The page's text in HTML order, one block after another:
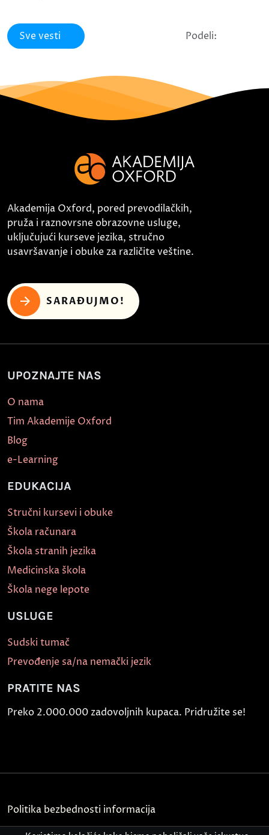
Sve vesti Podeli:
Akademija Oxford, pored prevodilačkih,
pruža i raznovrsne obrazovne usluge,
uključujući kurseve jezika, stručno
usavršavanje i obuke za različite veštine.
SARAĐUJMO!
UPOZNAJTE NAS
O nama
Tim Akademije Oxford
Blog
e-Learning
EDUKACIJA
Stručni kursevi i obuke
Škola računara
Škola stranih jezika
Medicinska škola
Škola nege lepote
USLUGE
Sudski tumač
Prevođenje sa/na nemački jezik
PRATITE NAS
Preko 2.000.000 zadovoljnih kupaca. Pridružite se!
Politika bezbednosti informacija